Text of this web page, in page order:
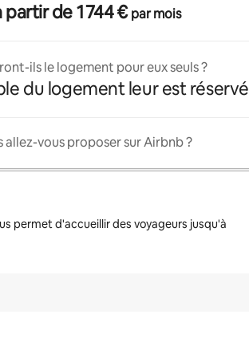
à partir de 1 744 €par mois
ils le logement pour eux seuls ?
du logement leur est réservé
allez-vous proposer sur Airbnb ?
permet d'accueillir des voyageurs jusqu'à